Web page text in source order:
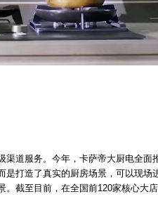
道服务。今年，卡萨帝大厨电全面
打造了真实的厨房场景，可以现场
截至目前，在全国前120家核心大